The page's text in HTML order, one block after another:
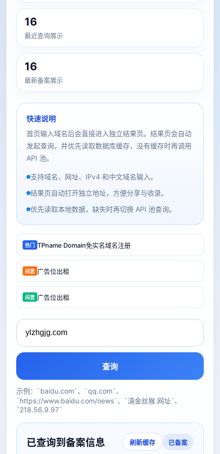
16
最近查询展示
16
最新备案展示
快速说明
首页输入域名后会直接进入独立结果页。结果页会自动
发起查询，并优先读取数据库缓存，没有缓存时再调用
API 池。
支持域名、网址、IPv4 和中文域名输入。
结果页自动打开独立地址，方便分享与收录。
优先读取本地数据，缺失时再切换 API 池查询。
热门 TPname Domain免实名域名注册
闲置 广告位出租
闲置 广告位出租
查询
示例：`baidu.com`、`qq.com`、
`https://www.baidu.com/news`、`滇金丝猴.网址`、
`218.56.9.97`
已查询到备案信息 刷新缓存 已备案